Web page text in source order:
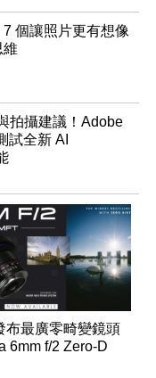
個讓照片更有想像
維
拍攝建議！Adobe
試全新 AI
布最廣零畸變鏡頭
6mm f/2 Zero-D